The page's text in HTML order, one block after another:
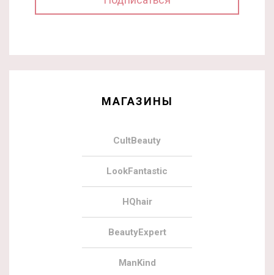
МАГАЗИНЫ
CultBeauty
LookFantastic
HQhair
BeautyExpert
ManKind